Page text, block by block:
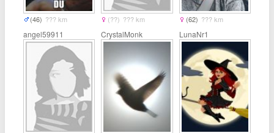
(46) ??? km (??) ??? km (62) ??? km
angel59911 CrystalMonk LunaNr1